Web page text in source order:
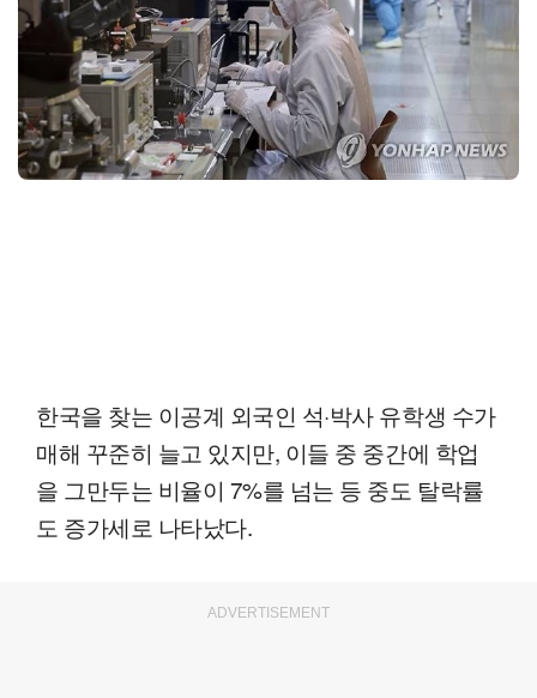
한국을 찾는 이공계 외국인 석·박사 유학생 수가
매해 꾸준히 늘고 있지만, 이들 중 중간에 학업
을 그만두는 비율이 7%를 넘는 등 중도 탈락률
도 증가세로 나타났다.
ADVERTISEMENT